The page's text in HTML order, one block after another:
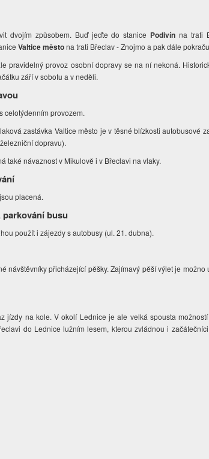
dvojím způsobem. Buď jeďte do stanice Podivín na trati
Valtice městona trati Břeclav - Znojmo a pak dále
pravidelný provoz osobní dopravy se na ní nekoná.
září v sobotu a v neděli.
celotýdenním provozem.
zastávka Valtice město je v těsné blízkosti autobusové
dopravu).
také návaznost v Mikulově i v Břeclavi na vlaky.
placená.
busu
použít i zájezdy s autobusy (ul. 21. dubna).
návštěvníky přicházející pěšky. Zajímavý pěší výlet je možno
jízdy na kole. V okolí Lednice je ale velká spousta možností
do Lednice lužním lesem, kterou zvládnou i